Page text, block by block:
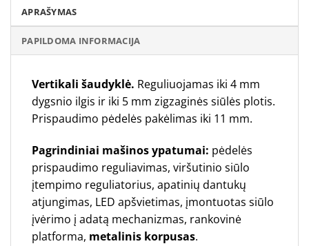
APRAŠYMAS
PAPILDOMA INFORMACIJA
Vertikali šaudyklė. Reguliuojamas iki 4 mm
dygsnio ilgis ir iki 5 mm zigzaginės siūlės plotis.
Prispaudimo pėdelės pakėlimas iki 11 mm.
Pagrindiniai mašinos ypatumai: pėdelės
prispaudimo reguliavimas, viršutinio siūlo
įtempimo reguliatorius, apatinių dantukų
atjungimas, LED apšvietimas, įmontuotas siūlo
įvėrimo į adatą mechanizmas, rankovinė
platforma, metalinis korpusas.